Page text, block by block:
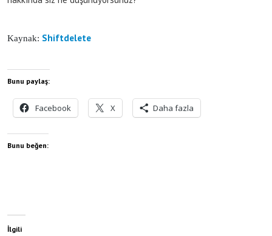
Kaynak: Shiftdelete
Bunu paylaş:
Facebook X Daha fazla
Bunu beğen:
İlgili